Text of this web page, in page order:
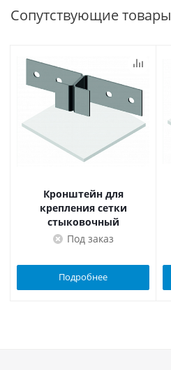
Сопутствующие товары
Кронштейн для
крепления сетки
стыковочный
Под заказ
Подробнее